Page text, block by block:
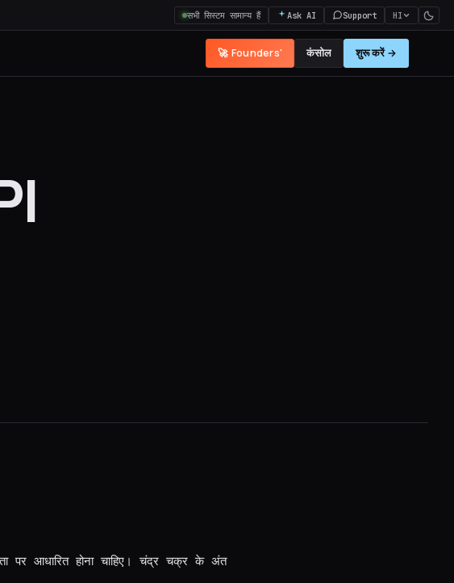
सभी सिस्टम सामान्य हैं Ask AI Support HI
🚀 Founders' कंसोल शुरू करें →
पर आधारित होना चाहिए। चंद्र चक्र के अंत